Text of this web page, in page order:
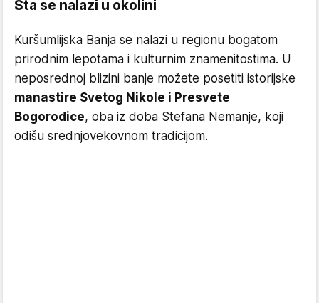
Šta se nalazi u okolini
Kuršumlijska Banja se nalazi u regionu bogatom
prirodnim lepotama i kulturnim znamenitostima. U
neposrednoj blizini banje možete posetiti istorijske
manastire Svetog Nikole i Presvete
Bogorodice, oba iz doba Stefana Nemanje, koji
odišu srednjovekovnom tradicijom.